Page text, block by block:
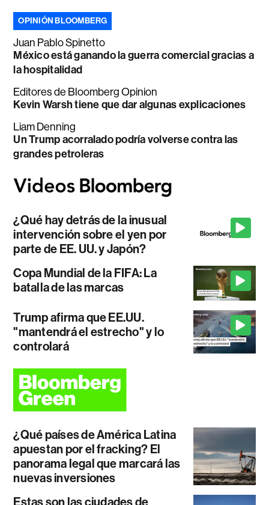
OPINIÓN BLOOMBERG
Juan Pablo Spinetto
México está ganando la guerra comercial gracias a
la hospitalidad
Editores de Bloomberg Opinion
Kevin Warsh tiene que dar algunas explicaciones
Liam Denning
Un Trump acorralado podría volverse contra las
grandes petroleras
¿Qué hay detrás de la inusual
intervención sobre el yen por
parte de EE. UU. y Japón?
Copa Mundial de la FIFA: La
batalla de las marcas
Trump afirma que EE.UU.
"mantendrá el estrecho" y lo
controlará
¿Qué países de América Latina
apuestan por el fracking? El
panorama legal que marcará las
nuevas inversiones
Estas son las ciudades de